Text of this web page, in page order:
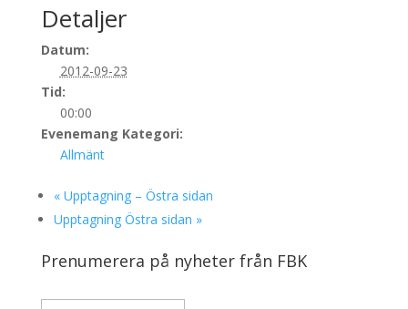
Detaljer
Datum:
2012-09-23
Tid:
00:00
Evenemang Kategori:
Allmänt
«Upptagning – Östra sidan
Upptagning Östra sidan »
Prenumerera på nyheter från FBK